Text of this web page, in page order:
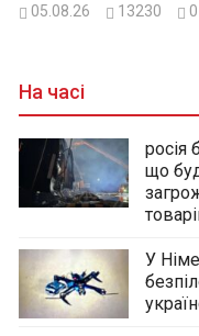
05.08.26 13230 0
На часі
росія
що
У